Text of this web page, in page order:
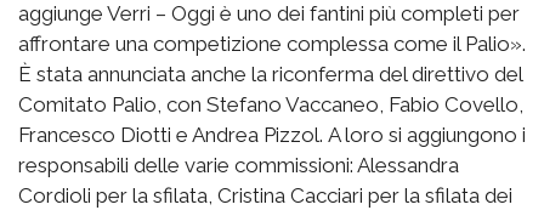
aggiunge Verri – Oggi è uno dei fantini più completi per
affrontare una competizione complessa come il Palio».
È stata annunciata anche la riconferma del direttivo del
Comitato Palio, con Stefano Vaccaneo, Fabio Covello,
Francesco Diotti e Andrea Pizzol. A loro si aggiungono i
responsabili delle varie commissioni: Alessandra
Cordioli per la sfilata, Cristina Cacciari per la sfilata dei